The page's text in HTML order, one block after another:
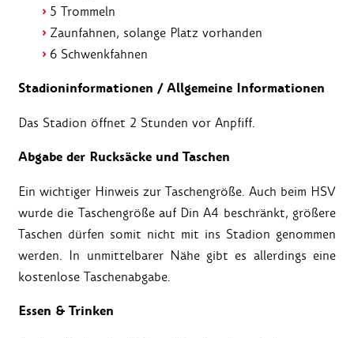
5 Trommeln
Zaunfahnen, solange Platz vorhanden
6 Schwenkfahnen
Stadioninformationen / Allgemeine Informationen
Das Stadion öffnet 2 Stunden vor Anpfiff.
Abgabe der Rucksäcke und Taschen
Ein wichtiger Hinweis zur Taschengröße. Auch beim HSV
wurde die Taschengröße auf Din A4 beschränkt, größere
Taschen dürfen somit nicht mit ins Stadion genommen
werden. In unmittelbarer Nähe gibt es allerdings eine
kostenlose Taschenabgabe.
Essen & Trinken